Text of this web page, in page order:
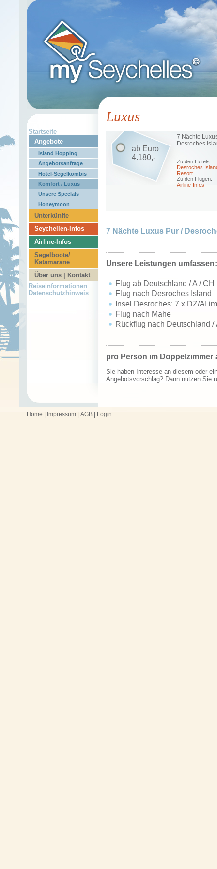
Startseite
Angebote
Island Hopping
Angebotsanfrage
Hotel-Segelkombis
Komfort / Luxus
Unsere Specials
Honeymoon
Unterkünfte
Seychellen-Infos
Airline-Infos
Segelboote/
Katamarane
Über uns | Kontakt
Reiseinformationen
Datenschutzhinweis
Luxus
ab Euro
4.180,-
7 Nächte
Desroches
Zu den Hotels:
Desroches
Resort
Zu den Flügen:
Airline-Infos
7 Nächte Luxus Pur /
Unsere Leistungen umfassen:
Flug ab Deutschland / A /
Flug nach Desroches Island
Insel Desroches: 7 x DZ/AI
Flug nach Mahe
Rückflug nach Deutschland /
pro Person im Doppelzimmer
Sie haben Interesse an diesem oder
Angebotsvorschlag? Dann nutzen Sie
Home | Impressum | AGB | Login